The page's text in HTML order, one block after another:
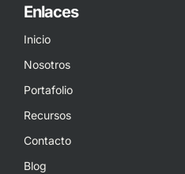
Enlaces
Inicio
Nosotros
Portafolio
Recursos
Contacto
Blog